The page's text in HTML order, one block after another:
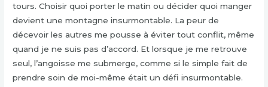
tours. Choisir quoi porter le matin ou décider quoi manger
devient une montagne insurmontable. La peur de
décevoir les autres me pousse à éviter tout conflit, même
quand je ne suis pas d’accord. Et lorsque je me retrouve
seul, l’angoisse me submerge, comme si le simple fait de
prendre soin de moi-même était un défi insurmontable.